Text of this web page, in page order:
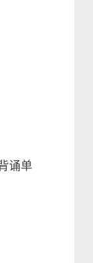
诵单